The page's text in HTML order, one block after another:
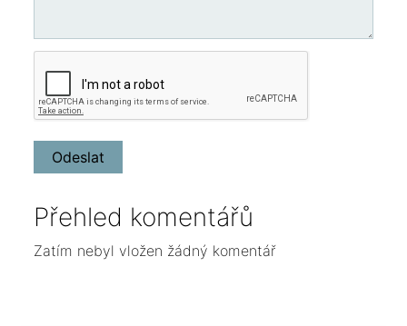
Přehled komentářů
Zatím nebyl vložen žádný komentář